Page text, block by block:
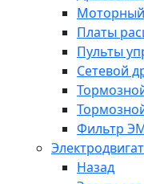
Моторный
Платы
Пульты
Сетевой
Фильтр
Назад